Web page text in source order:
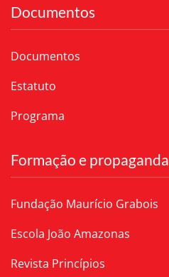
Documentos
Documentos
Estatuto
Programa
Formação e propaganda
Fundação Maurício Grabois
Escola João Amazonas
Revista Princípios